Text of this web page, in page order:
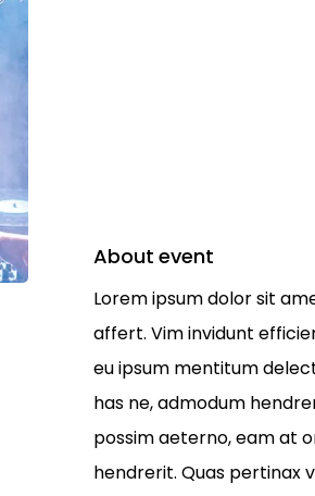
About event
Lorem ipsum dolor sit
affert. Vim invidunt
eu ipsum mentitum
has ne, admodum
possim aeterno, eam at
hendrerit. Quas pertinax